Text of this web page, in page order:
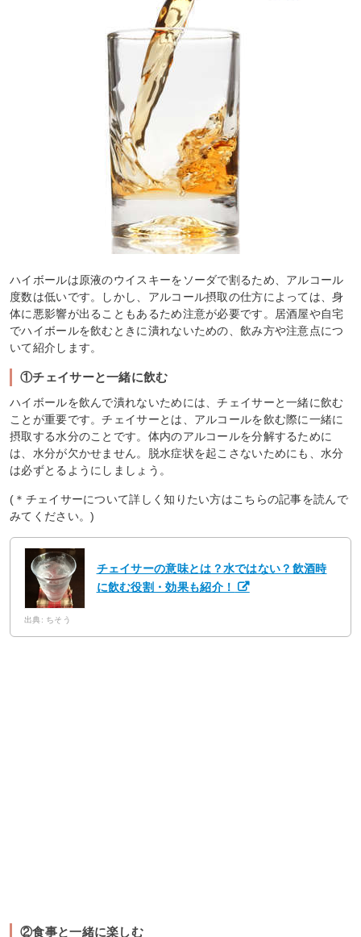
ハイボールは原液のウイスキーをソーダで割るため、アルコール
度数は低いです。しかし、アルコール摂取の仕方によっては、身
体に悪影響が出ることもあるため注意が必要です。居酒屋や自宅
でハイボールを飲むときに潰れないための、飲み方や注意点につ
いて紹介します。
①チェイサーと一緒に飲む
ハイボールを飲んで潰れないためには、チェイサーと一緒に飲む
ことが重要です。チェイサーとは、アルコールを飲む際に一緒に
摂取する水分のことです。体内のアルコールを分解するために
は、水分が欠かせません。脱水症状を起こさないためにも、水分
は必ずとるようにしましょう。
(＊チェイサーについて詳しく知りたい方はこちらの記事を読んで
みてください。)
チェイサーの意味とは？水ではない？飲酒時
に飲む役割・効果も紹介！
出典: ちそう
②食事と一緒に楽しむ